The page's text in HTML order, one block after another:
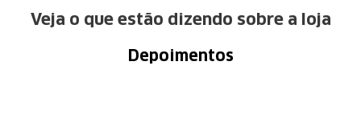
Veja o que estão dizendo sobre a loja
Depoimentos